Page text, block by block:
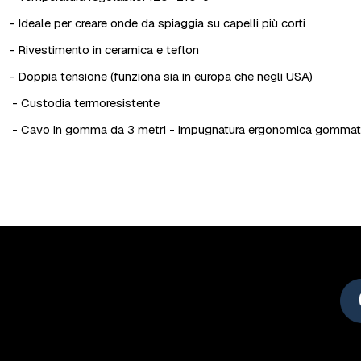
- Ideale per creare onde da spiaggia su capelli più corti
- Rivestimento in ceramica e teflon
- Doppia tensione (funziona sia in europa che negli USA)
- Custodia termoresistente
- Cavo in gomma da 3 metri - impugnatura ergonomica